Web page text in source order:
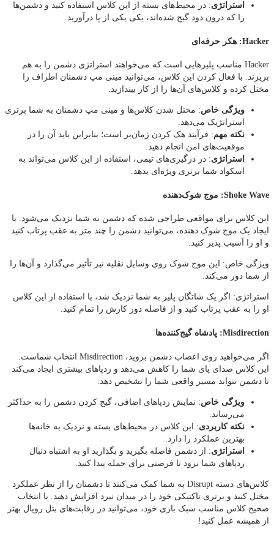
استراتژی: در محیط‌های بسته از این کلاس استفاده کنید و دشمن‌ها
را که درون دود گیج شده‌اند، یکی‌ یکی از پا درآورید.
Hacker: هکر حرفه‌ای
Hacker مناسب پلیرهایی است که می‌خواهند استراتژی دشمن را به‌ هم
بریزند. با فعال کردن این کلاس، می‌توانید مینی‌ مپ دشمنان اطراف را
مختل کرده و کلاس‌های آن‌ها را از کار بیندازید.
ویژگی خاص: مختل شدن کلاس‌ها و مینی‌ مپ دشمنان به شما برتری
استراتژیک می‌دهد.
نکته مهم: فرآیند هک کردن زمان‌بر است؛ بنابراین باید آن را در
موقعیت‌های امن انجام دهید.
استراتژی: در درگیری‌های تیمی، استفاده از این کلاس می‌تواند به
اسکواد شما برتری ویژه‌ای بدهد.
Shoke Wave: موج شوک‌دهنده
این کلاس برای مواقعی طراحی شده که دشمن به شما نزدیک می‌شود. با
ایجاد یک موج شوک‌ دهنده، می‌توانید دشمن را چند متر به عقب پرتاب کنید
و او را آسیب‌ پذیر کنید.
ویژگی خاص: این موج شوک روی وسایل نقلیه نیز تأثیر می‌گذارد و آن‌ها را
از شما دور می‌کند.
استراتژی: اگر یک شاتگان پلیر به شما نزدیک شد، با استفاده از این کلاس
او را به عقب پرتاب کنید و از فاصله دور کارش را تمام کنید.
Misdirection: پادشاه گیج‌کننده‌ها
اگر می‌خواهید روی اعصاب دشمن بروید، Misdirection انتخاب شماست.
این کلاس صدای پای شما را کاهش می‌دهد و ردپاهای بیشتری ایجاد می‌کند
تا دشمن نتواند مسیر واقعی شما را تشخیص دهد.
ویژگی خاص: نمایش ردپاهای اضافی، گیج کردن دشمن را به حداکثر
می‌رساند.
نکته کاربردی: این کلاس در محیط‌های بسته و نزدیک به خانه‌ها
بهترین عملکرد را دارد.
استراتژی: از دشمن فاصله بگیرید و بگذارید او به اشتباه دنبال
ردپاهای شما برود تا فرصتی برای حمله پیدا کنید.
کلاس‌های دسته Disrupt به شما کمک می‌کنند تا دشمنان را از نظر عملکرد
مختل کنید و برتری تاکتیکی خود را در میدان نبرد افزایش دهید. با انتخاب
صحیح کلاس مناسب سبک بازی خود، می‌توانید در رقابت‌های بتل رویال بهتر
از همیشه عمل کنید!